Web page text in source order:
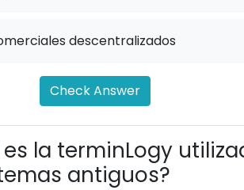
descentralizados
Check Answer
es la terminLogy
antiguos?